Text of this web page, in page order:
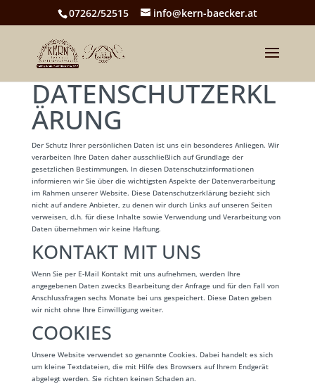
07262/52515 info@kern-baecker.at
DATENSCHUTZERKL
ÄRUNG
Der Schutz Ihrer persönlichen Daten ist uns ein besonderes Anliegen. Wir
verarbeiten Ihre Daten daher ausschließlich auf Grundlage der
gesetzlichen Bestimmungen. In diesen Datenschutzinformationen
informieren wir Sie über die wichtigsten Aspekte der Datenverarbeitung
im Rahmen unserer Website. Diese Datenschutzerklärung bezieht sich
nicht auf andere Anbieter, zu denen wir durch Links auf unseren Seiten
verweisen, d.h. für diese Inhalte sowie Verwendung und Verarbeitung von
Daten übernehmen wir keine Haftung.
KONTAKT MIT UNS
Wenn Sie per E-Mail Kontakt mit uns aufnehmen, werden Ihre
angegebenen Daten zwecks Bearbeitung der Anfrage und für den Fall von
Anschlussfragen sechs Monate bei uns gespeichert. Diese Daten geben
wir nicht ohne Ihre Einwilligung weiter.
COOKIES
Unsere Website verwendet so genannte Cookies. Dabei handelt es sich
um kleine Textdateien, die mit Hilfe des Browsers auf Ihrem Endgerät
abgelegt werden. Sie richten keinen Schaden an.